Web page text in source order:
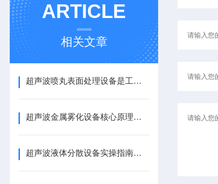
ARTICLE
相关文章
超声波喷丸表面处理设备是工艺与应用介绍
超声波金属雾化设备核心原理与应用场景
超声波液体分散设备实操指南：细节把控与工艺优化